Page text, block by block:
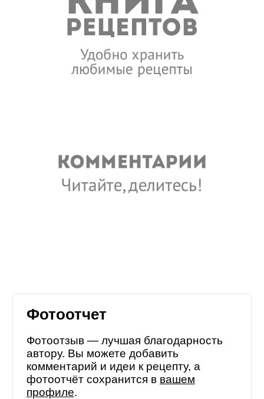
Фотоотчет
Фотоотзыв — лучшая благодарность
автору. Вы можете добавить
комментарий и идеи к рецепту, а
фотоотчёт сохранится в вашем
профиле.